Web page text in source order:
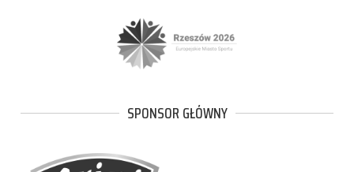
SPONSOR GŁÓWNY